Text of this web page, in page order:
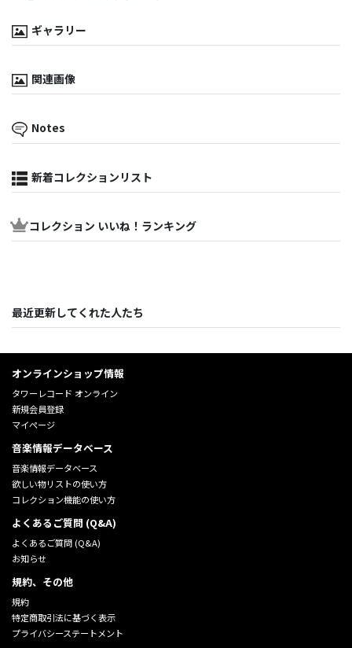
ギャラリー
関連画像
Notes
新着コレクションリスト
コレクション いいね！ランキング
最近更新してくれた人たち
オンラインショップ情報
タワーレコード オンライン
新規会員登録
マイページ
音楽情報データベース
音楽情報データベース
欲しい物リストの使い方
コレクション機能の使い方
よくあるご質問 (Q&A)
よくあるご質問 (Q&A)
お知らせ
規約、その他
規約
特定商取引法に基づく表示
プライバシーステートメント